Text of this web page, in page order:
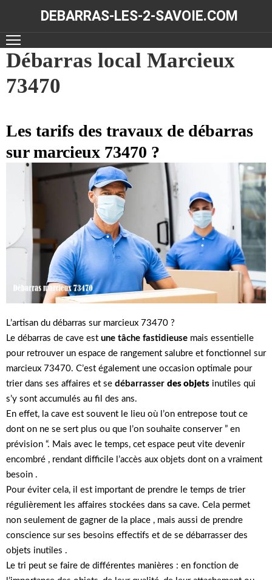
DEBARRAS-LES-2-SAVOIE.COM
ACCUEIL
DÉBARRAS
RÉALISATIONS
CONTACT
Débarras local Marcieux
73470
Les tarifs des travaux de débarras
sur marcieux 73470 ?
L’artisan du débarras sur marcieux 73470 ?
Le débarras de cave est une tâche fastidieuse mais essentielle
pour retrouver un espace de rangement salubre et fonctionnel sur
marcieux 73470. C’est également une occasion optimale pour
trier dans ses affaires et se débarrasser des objets inutiles qui
s’y sont accumulés au fil des ans.
En effet, la cave est souvent le lieu où l’on entrepose tout ce
dont on ne se sert plus ou que l’on souhaite conserver ” en
prévision “. Mais avec le temps, cet espace peut vite devenir
encombré , rendant difficile l’accès aux objets dont on a vraiment
besoin .
Pour éviter cela, il est important de prendre le temps de trier
régulièrement les affaires stockées dans sa cave. Cela permet
non seulement de gagner de la place , mais aussi de prendre
conscience sur ses besoins effectifs et de se débarrasser des
objets inutiles .
Le tri peut se faire de différentes manières : en fonction de